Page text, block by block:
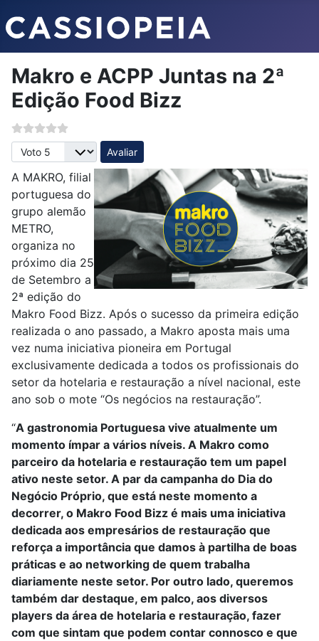
Makro e ACPP Juntas na 2ª
Edição Food Bizz
Avalie, por favor
A MAKRO, filial
portuguesa do
grupo alemão
METRO,
organiza no
próximo dia 25
de Setembro a
2ª edição do
Makro Food Bizz. Após o sucesso da primeira edição
realizada o ano passado, a Makro aposta mais uma
vez numa iniciativa pioneira em Portugal
exclusivamente dedicada a todos os profissionais do
setor da hotelaria e restauração a nível nacional, este
ano sob o mote “Os negócios na restauração”.
“A gastronomia Portuguesa vive atualmente um
momento ímpar a vários níveis. A Makro como
parceiro da hotelaria e restauração tem um papel
ativo neste setor. A par da campanha do Dia do
Negócio Próprio, que está neste momento a
decorrer, o Makro Food Bizz é mais uma iniciativa
dedicada aos empresários de restauração que
reforça a importância que damos à partilha de boas
práticas e ao networking de quem trabalha
diariamente neste setor. Por outro lado, queremos
também dar destaque, em palco, aos diversos
players da área de hotelaria e restauração, fazer
com que sintam que podem contar connosco e que